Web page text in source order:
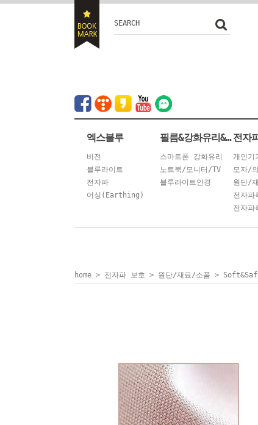
SEARCH
엑스블루
비전
블루라이트
전자파
어싱(Earthing)
필름&강화유리&안경
스마트폰 강화유리
노트북/모니터/TV
블루라이트안경
전자
개인기
모자/
원단/
전자파
전자파
home > 전자파 보호 > 원단/재료/소품 >